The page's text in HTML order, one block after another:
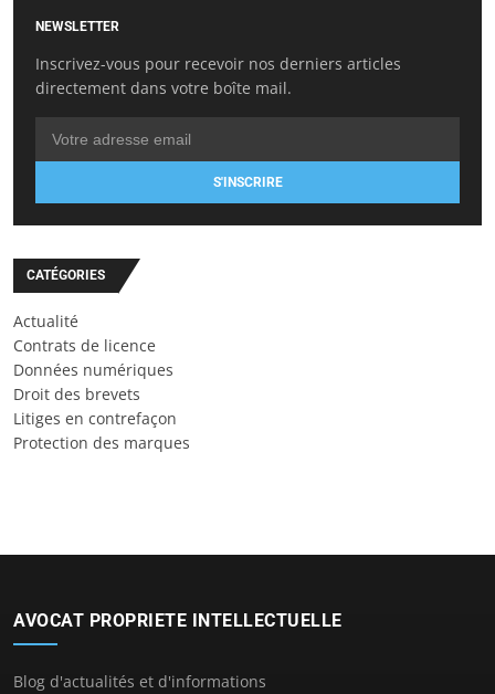
NEWSLETTER
Inscrivez-vous pour recevoir nos derniers articles
directement dans votre boîte mail.
S'INSCRIRE
CATÉGORIES
Actualité
Contrats de licence
Données numériques
Droit des brevets
Litiges en contrefaçon
Protection des marques
AVOCAT PROPRIETE INTELLECTUELLE
Blog d'actualités et d'informations